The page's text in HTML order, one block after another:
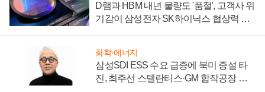
D램과 HBM 내년 물량도 '품절', 고객사 위
기감이 삼성전자 SK하이닉스 협상력 더
화학·에너지
삼성SDI ESS 수요 급증에 북미 증설 타
진, 최주선 스텔란티스·GM 합작공장 건